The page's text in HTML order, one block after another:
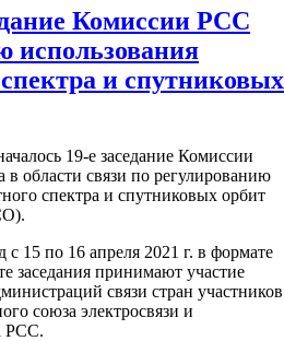
Комиссии РСС
использования
и спутниковых
19-е заседание Комиссии
в области связи по регулированию
спектра и спутниковых орбит
с 15 по 16 апреля 2021 г. в формате
заседания принимают участие
связи стран участников
союза электросвязи и
РСС.